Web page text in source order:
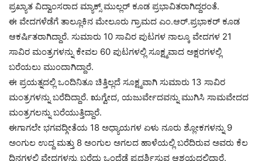
ಪ್ರಖ್ಯಾತ ವಿದ್ವಾಂಸರಾದ ಮ್ಯಾಕ್ಸ್ ಮುಲ್ಲರ್ ಕೂಡ ಪ್ರಭಾವಿತರಾಗಿದ್ದರಂತೆ.
ಈ ವೇದಗಳೆಡೆಗೆ ತಾಲ್ಲೂಕಿನ ಮೇಲೂರು ಗ್ರಾಮದ ಎಂ.ಆರ್.ಪ್ರಭಾಕರ್ ಕೂಡ
ಆಕರ್ಷಿತರಾಗಿದ್ದಾರೆ. ಸುಮಾರು 10 ಸಾವಿರ ಪುಟಗಳ ನಾಲ್ಕೂ ವೇದಗಳ 21
ಸಾವಿರ ಮಂತ್ರಗಳನ್ನು ಕೇವಲ 60 ಪುಟಗಳಲ್ಲಿ ಸೂಕ್ಷ್ಮವಾದ ಅಕ್ಷರಗಳಲ್ಲಿ
ಬರೆಯಲು ಮುಂದಾಗಿದ್ದಾರೆ.
ಈ ಪ್ರಯತ್ನದಲ್ಲಿ ಒಂದಿನಿತೂ ಚಿತ್ತಿಲ್ಲದೆ ಸೂಕ್ಷ್ಮವಾಗಿ ಸುಮಾರು 13 ಸಾವಿರ
ಮಂತ್ರಗಳನ್ನು ಬರೆದಿದ್ದಾರೆ. ಋಗ್ವೇದ, ಯಜುರ್ವೇದವನ್ನು ಮುಗಿಸಿ ಸಾಮವೇದದ
ಮಂತ್ರಗಲನ್ನು ಬರೆಯುತ್ತಿದ್ದಾರೆ.
ಈಗಾಗಲೇ ಭಗವದ್ಗೀತೆಯ 18 ಅಧ್ಯಾಯಗಳ ಏಳು ನೂರು ಶ್ಲೋಕಗಳನ್ನು 9
ಅಂಗುಲ ಉದ್ದ ಮತ್ತು 8 ಅಂಗುಲ ಅಗಲದ ಹಾಳೆಯಲ್ಲಿ ಬರೆದಿರುವ ಅವರು ಕೆಲ
ದಿನಗಳಲ್ಲಿ ವೇದಗಳನ್ನು ಬರೆದು ಒಂದೆಡೆ ಪ್ರದರ್ಶಿಸುವ ಆಶಯದಲ್ಲಿದ್ದಾರೆ.